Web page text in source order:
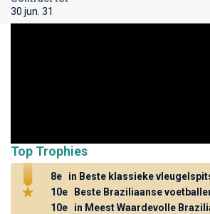
30 jun. 31
Top Trophies
8e
in Beste klassieke
10e
Beste Braziliaanse
10e
in Meest Waardevolle